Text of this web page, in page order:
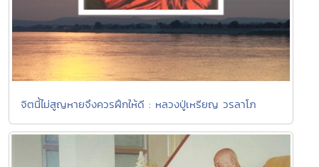
จิตนี้ไม่สูญหายจึงควรฝึกให้ดี : หลวงปู่เหรียญ วรลาโภ